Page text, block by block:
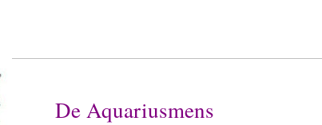
De Aquariusmens